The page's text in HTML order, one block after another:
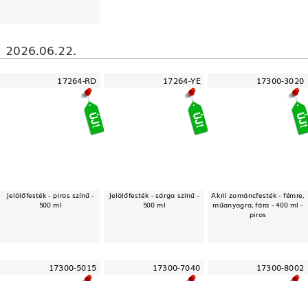
2026.06.22.
17264-RD
Jelölőfesték - piros színű -
500 ml
17264-YE
Jelölőfesték - sárga színű -
500 ml
17300-3020
Akril zománcfesték - fémre,
műanyagra, fára - 400 ml -
piros
17300-5015 17300-7040 17300-8002